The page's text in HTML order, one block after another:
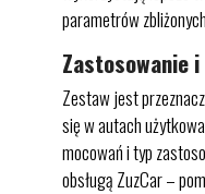
parametrów
Zastosowanie
Zestaw jest
się w autach
mocowań i typ
obsługą ZuzCar –